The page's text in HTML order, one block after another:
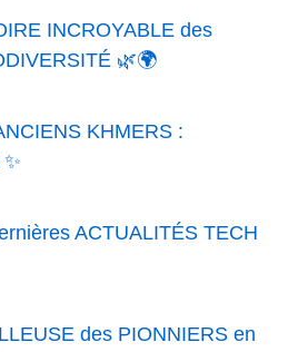
INCROYABLE des
🌿🌍
KHMERS :
ACTUALITÉS TECH
des PIONNIERS en